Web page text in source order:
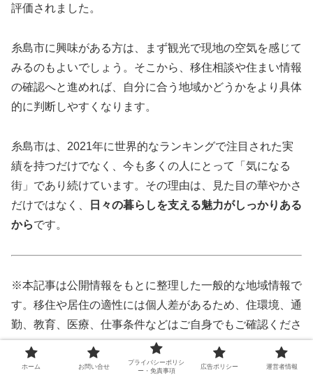
評価されました。
糸島市に興味がある方は、まず観光で現地の空気を感じて
みるのもよいでしょう。そこから、移住相談や住まい情報
の確認へと進めれば、自分に合う地域かどうかをより具体
的に判断しやすくなります。
糸島市は、2021年に世界的なランキングで注目された実
績を持つだけでなく、今も多くの人にとって「気になる
街」であり続けています。その理由は、見た目の華やかさ
だけではなく、
日々の暮らしを支える魅力がしっかりある
からです。
※本記事は公開情報をもとに整理した一般的な地域情報で
す。移住や居住の適性には個人差があるため、住環境、通
勤、教育、医療、仕事条件などはご自身でもご確認くださ
い。
※ランキング、人口、移住制度、相談窓口、観光情報など
ホーム お問い合せ
プライバシーポリシ
ー・免責事項
広告ポリシー 運営者情報